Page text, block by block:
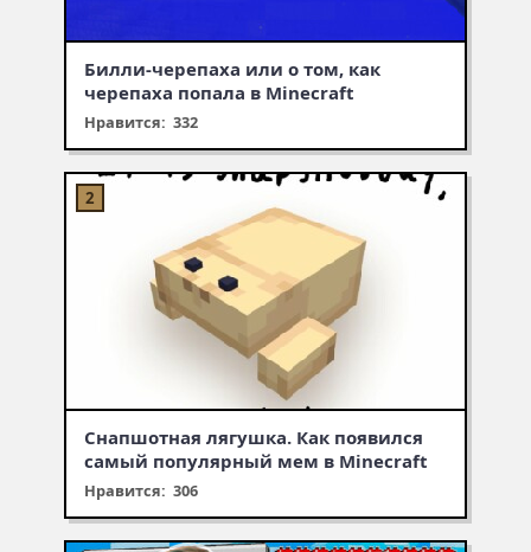
Билли-черепаха или о том, как
черепаха попала в Minecraft
Нравится: 332
Снапшотная лягушка. Как появился
самый популярный мем в Minecraft
Нравится: 306